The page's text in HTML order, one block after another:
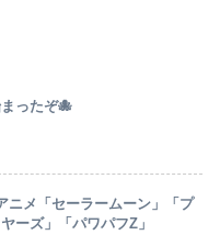
ったぞ🐙
ニメ「セーラームーン」「プ
ーズ」「パワパフZ」